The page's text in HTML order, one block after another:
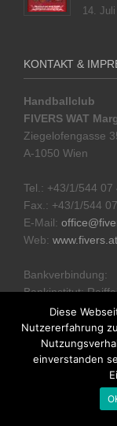
14.
KONTAKT &
Handballclub
FIVERS WAT
Ziegelofengasse
A-1050 Wien
Tel.: +43/1/544 07
Fax.: +43/1/544
E-Mail:
Web: www.fivers.at
Bankverbindung:
Bankinstitut:
IBAN: AT51 3200
© 2023 FIVERS
Diese
Nutzererfahrung
einverstanden